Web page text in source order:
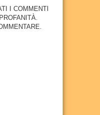
I COMMENTI